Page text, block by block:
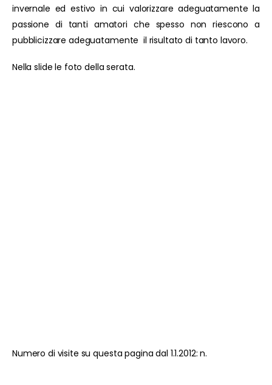
invernale ed estivo in cui valorizzare adeguatamente la
passione di tanti amatori che spesso non riescono a
pubblicizzare adeguatamente il risultato di tanto lavoro.
Nella slide le foto della serata.
Numero di visite su questa pagina dal 1.1.2012: n.